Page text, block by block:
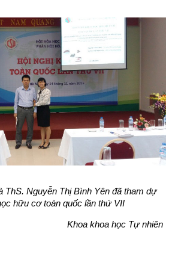
ThS. Nguyễn Thị Bình Yên đã tham dự
hữu cơ toàn quốc lần thứ VII
Khoa khoa học Tự nhiên